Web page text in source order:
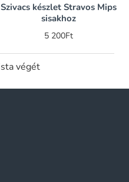
Szivacs készlet Stravos Mips
sisakhoz
5 200Ft
végét